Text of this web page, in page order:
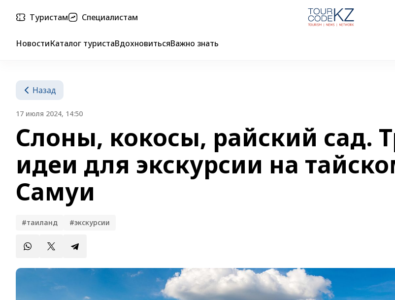
Туристам Специалистам
НовостиКаталог туристаВдохновитьсяВажно знать
Назад
17 июля 2024, 14:50
Слоны, кокосы, райский сад.
идеи для экскурсии на
Самуи
#таиланд #экскурсии